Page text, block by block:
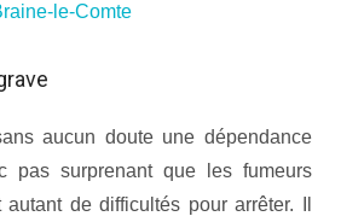
le-Comte
aucun doute une dépendance
pas surprenant que les fumeurs
de difficultés pour arrêter. Il